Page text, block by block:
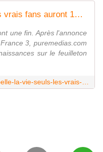
"Plus belle la vie" : Seuls les vrais fans auront 10/10 à ce quiz ?
une fin. Après l'annonce
3, puremedias.com
sur le feuilleton